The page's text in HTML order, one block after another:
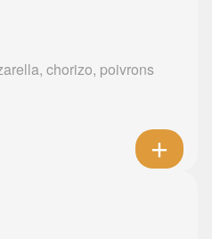
chorizo, poivrons